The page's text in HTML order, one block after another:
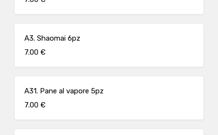
A3. Shaomai 6pz
7.00 €
A31. Pane al vapore 5pz
7.00 €